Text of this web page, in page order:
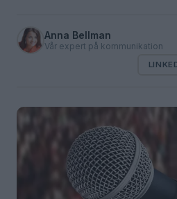
Anna Bellman
Vår expert på kommunikation